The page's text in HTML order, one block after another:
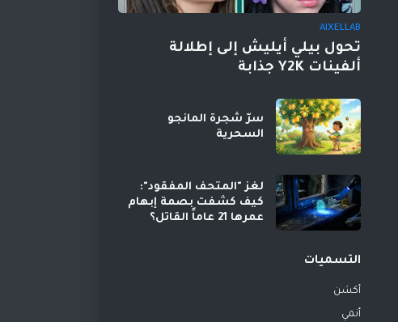
AIXELLAB
تحول بيلي أيليش إلى إطلالة
ألفينات Y2K جذابة
سرّ شجرة المانجو
السحرية
لغز "المتحف المفقود":
كيف كشفت بصمة إبهام
عمرها 21 عاماً القاتل؟
التسميات
أكشن
أنمي